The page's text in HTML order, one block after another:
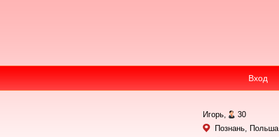
Вход
Игорь,
30
Познань, Польша